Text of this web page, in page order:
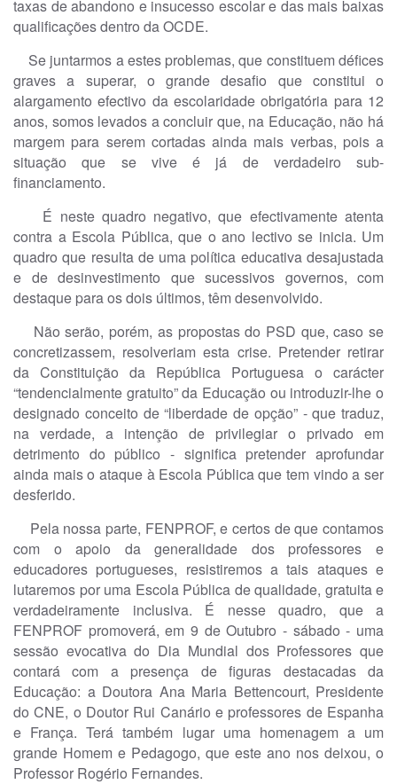
taxas de abandono e insucesso escolar e das mais baixas
qualificações dentro da OCDE.
Se juntarmos a estes problemas, que constituem défices
graves a superar, o grande desafio que constitui o
alargamento efectivo da escolaridade obrigatória para 12
anos, somos levados a concluir que, na Educação, não há
margem para serem cortadas ainda mais verbas, pois a
situação que se vive é já de verdadeiro sub-
financiamento.
É neste quadro negativo, que efectivamente atenta
contra a Escola Pública, que o ano lectivo se inicia. Um
quadro que resulta de uma política educativa desajustada
e de desinvestimento que sucessivos governos, com
destaque para os dois últimos, têm desenvolvido.
Não serão, porém, as propostas do PSD que, caso se
concretizassem, resolveriam esta crise. Pretender retirar
da Constituição da República Portuguesa o carácter
“tendencialmente gratuito” da Educação ou introduzir-lhe o
designado conceito de “liberdade de opção” - que traduz,
na verdade, a intenção de privilegiar o privado em
detrimento do público - significa pretender aprofundar
ainda mais o ataque à Escola Pública que tem vindo a ser
desferido.
Pela nossa parte, FENPROF, e certos de que contamos
com o apoio da generalidade dos professores e
educadores portugueses, resistiremos a tais ataques e
lutaremos por uma Escola Pública de qualidade, gratuita e
verdadeiramente inclusiva. É nesse quadro, que a
FENPROF promoverá, em 9 de Outubro - sábado - uma
sessão evocativa do Dia Mundial dos Professores que
contará com a presença de figuras destacadas da
Educação: a Doutora Ana Maria Bettencourt, Presidente
do CNE, o Doutor Rui Canário e professores de Espanha
e França. Terá também lugar uma homenagem a um
grande Homem e Pedagogo, que este ano nos deixou, o
Professor Rogério Fernandes.